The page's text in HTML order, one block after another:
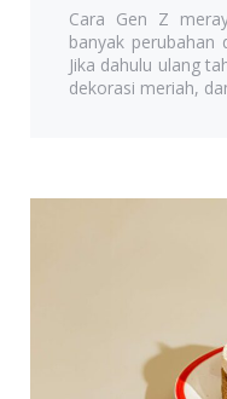
Cara Gen Z
banyak perubahan
Jika dahulu ulang
dekorasi meriah,